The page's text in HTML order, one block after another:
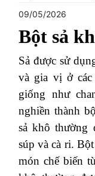
09/05/2026
Bột sả
Sả được sử
và gia vị ở
giống như
nghiền thành
sả khô thường
súp và cà ri.
món chế biến